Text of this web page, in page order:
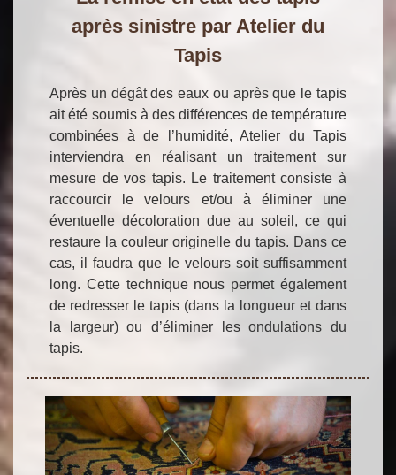
après sinistre par Atelier du
Tapis
Après un dégât des eaux ou après que le tapis
ait été soumis à des différences de température
combinées à de l’humidité, Atelier du Tapis
interviendra en réalisant un traitement sur
mesure de vos tapis. Le traitement consiste à
raccourcir le velours et/ou à éliminer une
éventuelle décoloration due au soleil, ce qui
restaure la couleur originelle du tapis. Dans ce
cas, il faudra que le velours soit suffisamment
long. Cette technique nous permet également
de redresser le tapis (dans la longueur et dans
la largeur) ou d’éliminer les ondulations du
tapis.